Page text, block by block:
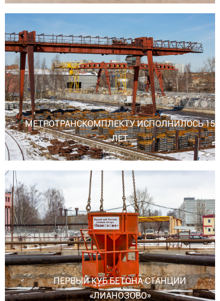
МЕТРОТРАНСКОМПЛЕКТУ ИСПОЛНИЛОСЬ 15
ЛЕТ
ПЕРВЫЙ КУБ БЕТОНА СТАНЦИИ
«ЛИАНОЗОВО»